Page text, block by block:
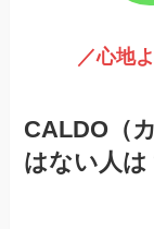
／心地
CALDO（
はない人は